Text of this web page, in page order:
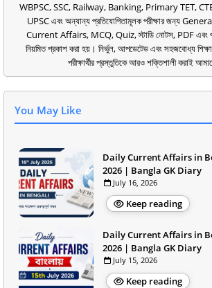
WBPSC, SSC, Railway, Banking, Primary TET,
UPSC এবং অন্যান্য প্রতিযোগিতামূলক পরীক্ষার জন্য
Current Affairs, MCQ, Quiz, স্টাডি নোটস, PDF এবং
নিয়মিত প্রকাশ করা হয়। নির্ভুল, আপডেটেড এবং সহজবোধ্য
পরীক্ষার্থীর প্রস্তুতিকে আরও শক্তিশালী করাই
You May Like
Daily Current Affairs in
2026 | Bangla GK Diary
July 16, 2026
Keep reading
Daily Current Affairs in
2026 | Bangla GK Diary
July 15, 2026
Keep reading